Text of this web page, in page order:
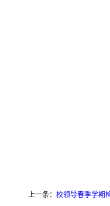
上一条：校领导春季学期